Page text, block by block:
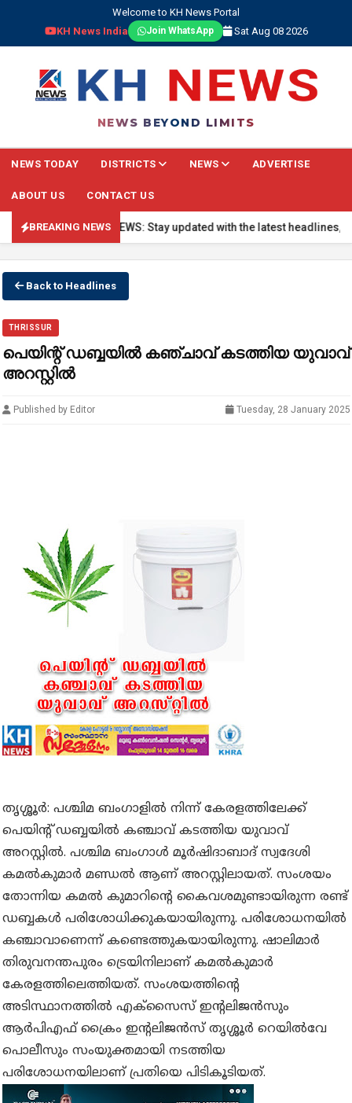
Welcome to KH News Portal
KH News India
Join WhatsApp Sat Aug 08 2026
NEWS BEYOND LIMITS
NEWS TODAY DISTRICTS NEWS ADVERTISE
ABOUT US CONTACT US
BREAKING NEWS
🔴 BREAKING NEWS: Stay updated with the latest headlines,
Back to Headlines
THRISSUR
പെയിന്റ് ഡബ്ബയിൽ കഞ്ചാവ് കടത്തിയ യുവാവ്
അറസ്റ്റിൽ
Published by Editor Tuesday, 28 January 2025
തൃശ്ശൂർ: പശ്ചിമ ബംഗാളിൽ നിന്ന് കേരളത്തിലേക്ക്
പെയിന്റ് ഡബ്ബയിൽ കഞ്ചാവ് കടത്തിയ യുവാവ്
അറസ്റ്റിൽ. പശ്ചിമ ബംഗാൾ മൂർഷിദാബാദ് സ്വദേശി
കമൽകുമാർ മണ്ഡൽ ആണ് അറസ്റ്റിലായത്. സംശയം
തോന്നിയ കമൽ കുമാറിൻ്റെ കൈവശമുണ്ടായിരുന്ന രണ്ട്
ഡബ്ബകൾ പരിശോധിക്കുകയായിരുന്നു. പരിശോധനയിൽ
കഞ്ചാവാണെന്ന് കണ്ടെത്തുകയായിരുന്നു. ഷാലിമാർ
തിരുവനന്തപുരം ട്രെയിനിലാണ് കമൽകുമാർ
കേരളത്തിലെത്തിയത്. സംശയത്തിൻ്റെ
അടിസ്ഥാനത്തിൽ എക്സൈസ് ഇന്റലിജൻസും
ആർപിഎഫ് ക്രൈം ഇന്റലിജൻസ് തൃശ്ശൂർ റെയിൽവേ
പൊലീസും സംയുക്തമായി നടത്തിയ
പരിശോധനയിലാണ് പ്രതിയെ പിടികൂടിയത്.